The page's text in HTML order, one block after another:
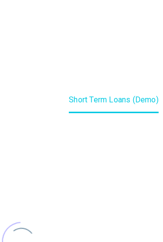
Short Term Loans (Demo)